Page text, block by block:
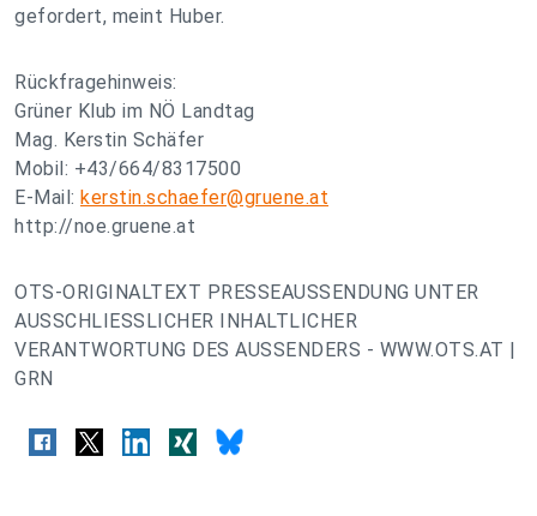
gefordert, meint Huber.
Rückfragehinweis:
Grüner Klub im NÖ Landtag
Mag. Kerstin Schäfer
Mobil: +43/664/8317500
E-Mail: kerstin.schaefer@gruene.at
http://noe.gruene.at
OTS-ORIGINALTEXT PRESSEAUSSENDUNG UNTER
AUSSCHLIESSLICHER INHALTLICHER
VERANTWORTUNG DES AUSSENDERS - WWW.OTS.AT |
GRN